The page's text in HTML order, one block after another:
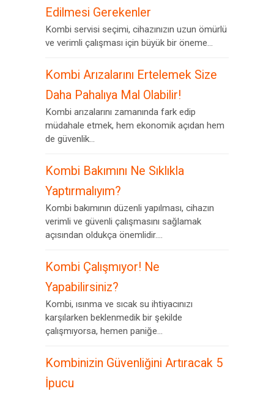
Edilmesi Gerekenler
Kombi servisi seçimi, cihazınızın uzun ömürlü
ve verimli çalışması için büyük bir öneme...
Kombi Arızalarını Ertelemek Size
Daha Pahalıya Mal Olabilir!
Kombi arızalarını zamanında fark edip
müdahale etmek, hem ekonomik açıdan hem
de güvenlik...
Kombi Bakımını Ne Sıklıkla
Yaptırmalıyım?
Kombi bakımının düzenli yapılması, cihazın
verimli ve güvenli çalışmasını sağlamak
açısından oldukça önemlidir....
Kombi Çalışmıyor! Ne
Yapabilirsiniz?
Kombi, ısınma ve sıcak su ihtiyacınızı
karşılarken beklenmedik bir şekilde
çalışmıyorsa, hemen paniğe...
Kombinizin Güvenliğini Artıracak 5
İpucu